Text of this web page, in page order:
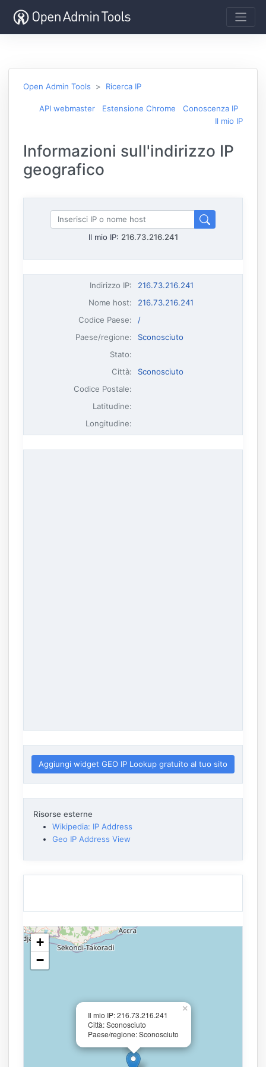
Open Admin Tools Ricerca IP
API webmaster Estensione Chrome
Conoscenza IP
Il mio IP
Informazioni sull'indirizzo IP
geografico
Il mio IP: 216.73.216.241
Indirizzo IP:
216.73.216.241
Nome host:
216.73.216.241
Codice Paese:
/
Paese/regione:
Sconosciuto
Stato:
Città:
Sconosciuto
Codice Postale:
Latitudine:
Longitudine:
Aggiungi widget GEO IP Lookup gratuito al tuo sito
Risorse esterne
Wikipedia: IP Address
Geo IP Address View
Il mio IP: 216.73.216.241
Città: Sconosciuto
Paese/regione: Sconosciuto
×
+
−